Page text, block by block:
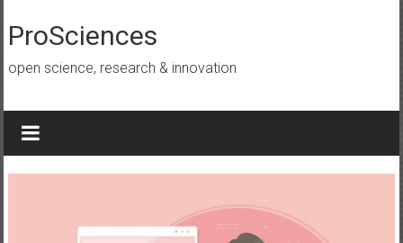
ke
konten
ProSciences
open science, research & innovation